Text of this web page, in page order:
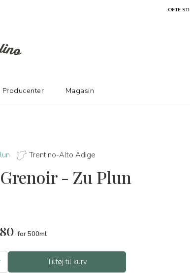
Trentino-Alto Adige
- Zu Plun
for 500ml
Tilføj til kurv
OFTE
Producenter Magasin